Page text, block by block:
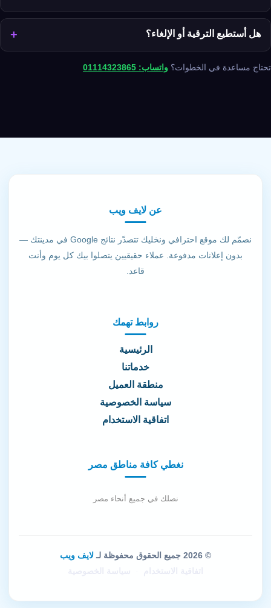
هل أستطيع الترقية أو الإلغاء؟
تحتاج مساعدة في الخطوات؟ واتساب: 01114323865
عن لايف ويب
نصمّم لك موقع احترافي ونخليك تتصدّر نتائج Google في مدينتك —
بدون إعلانات مدفوعة. عملاء حقيقيين يتصلوا بيك كل يوم وأنت
قاعد.
روابط تهمك
الرئيسية
خدماتنا
منطقة العميل
سياسة الخصوصية
اتفاقية الاستخدام
نغطي كافة مناطق مصر
نصلك في جميع أنحاء مصر
© 2026 جميع الحقوق محفوظة لـ لايف ويب